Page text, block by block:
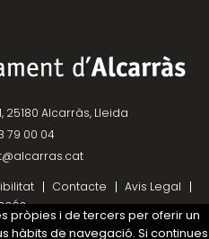
25180 Alcarràs, Lleida
79 00 04
Contacte
Avis Legal
per
pròpies i de tercers per oferir un
hàbits de navegació. Si continues